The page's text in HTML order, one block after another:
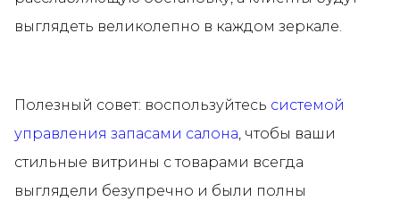
выглядеть великолепно в каждом зеркале.
Полезный совет: воспользуйтесь системой
управления запасами салона, чтобы ваши
стильные витрины с товарами всегда
выглядели безупречно и были полны